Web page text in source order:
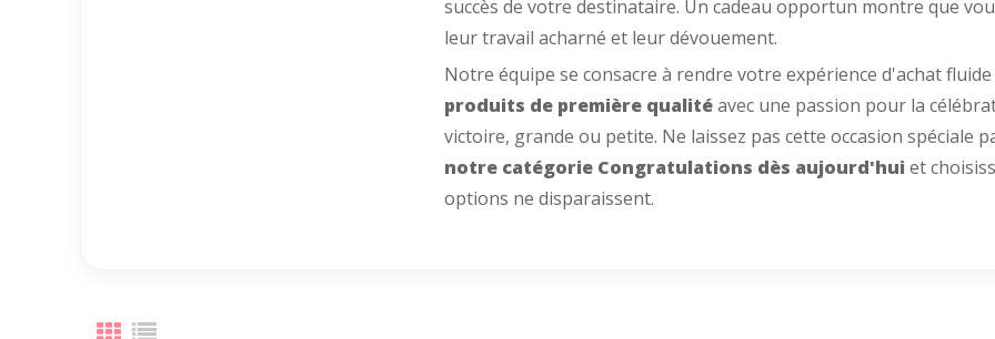
succès de votre destinataire. Un cadeau opportun montre que
leur travail acharné et leur dévouement.
Notre équipe se consacre à rendre votre expérience d'achat
produits de première qualitéavec une passion pour la
victoire, grande ou petite. Ne laissez pas cette occasion spéciale
notre catégorie Congratulations dès aujourd'hui et
options ne disparaissent.